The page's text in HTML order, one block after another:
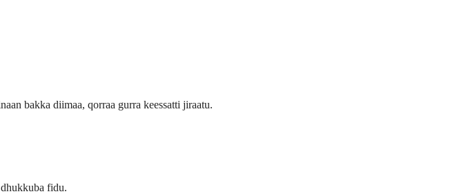
bakka diimaa, qorraa gurra keessatti jiraatu.
fidu.